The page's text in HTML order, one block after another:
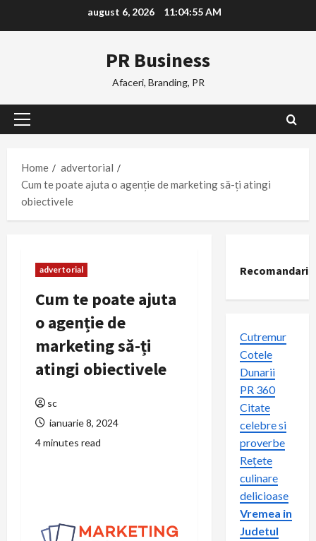
august 6, 2026 11:04:55 AM
PR Business
Afaceri, Branding, PR
Primary
Home
advertorial
Cum te poate ajuta o agenție de marketing să-ți atingi
obiectivele
advertorial
Cum te poate ajuta
o agenție de
marketing să-ți
atingi obiectivele
sc
ianuarie 8, 2024
4 minutes read
Recomandari
Cutremur
Cotele
Dunarii
PR 360
Citate
celebre si
proverbe
Rețete
culinare
delicioase
Vremea in
Judetul